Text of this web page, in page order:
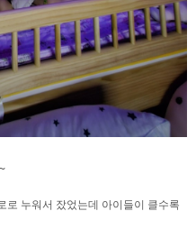
로 누워서 잤었는데 아이들이 클수록